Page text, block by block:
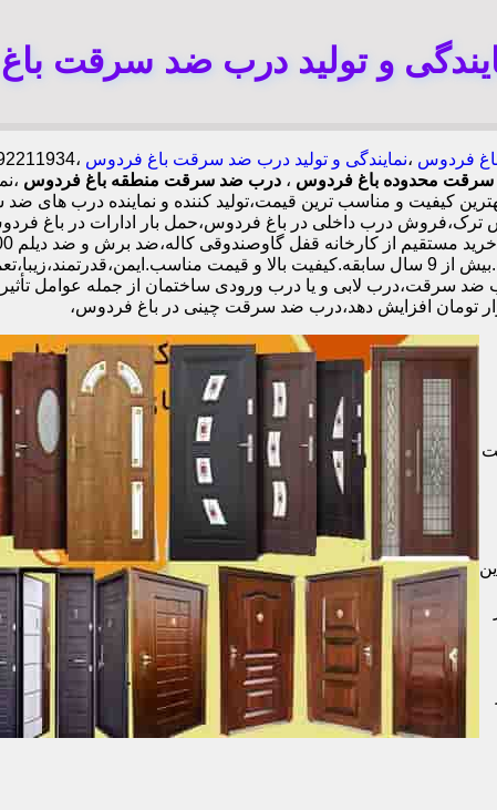
و تولید درب ضد سرقت
فردوس ،نمایندگی و تولید درب ضد سرقت باغ فردوس
سرقت محدوده باغ فردوس ، درب ضد سرقت منطقه باغ فردوس
کیفیت و مناسب ترین قیمت،تولید کننده و نماینده درب های
درب داخلی در باغ فردوس،حمل بار ادارات در باغ
چهارطرفه،عایق حرارت و صوت،اکیپ نصاب حرفه ای با گارانتی نصب 2 ساله،نصب 2 ساعته.بیش از 9 سال
ضد سرقت،درب لابی و یا درب ورودی ساختمان از جمله عوامل